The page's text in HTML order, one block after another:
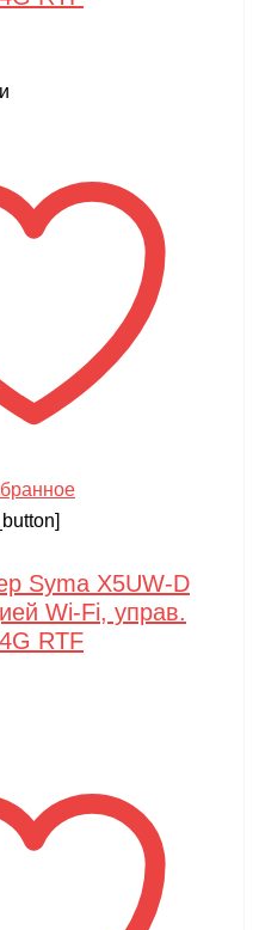
Syma X5UW-D
Wi-Fi, управ.
RTF